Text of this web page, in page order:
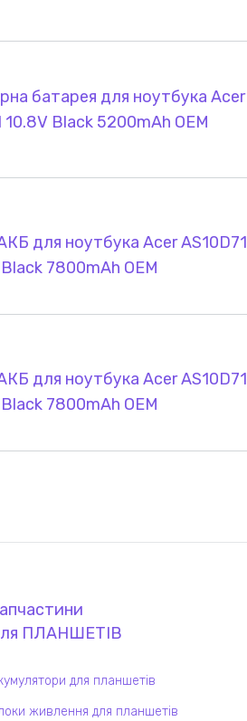
батарея для ноутбука Acer
10.8V Black 5200mAh OEM
для ноутбука Acer
7800mAh OEM
для ноутбука Acer
7800mAh OEM
ПЛАНШЕТІВ
для планшетів
живлення для планшетів